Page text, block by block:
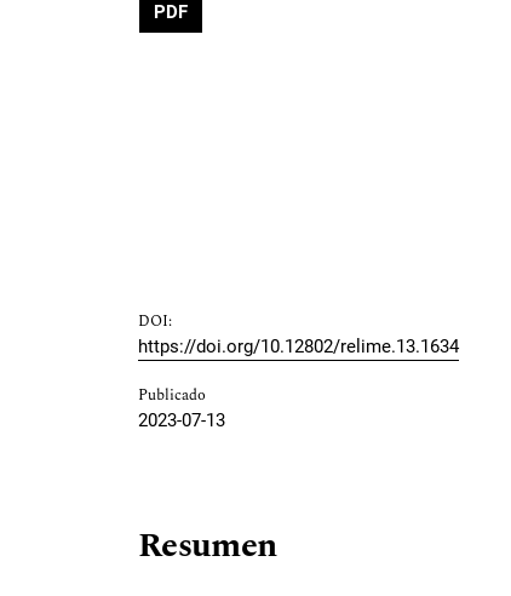
PDF
DOI:
https://doi.org/10.12802/relime.13.1634
Publicado
2023-07-13
Resumen